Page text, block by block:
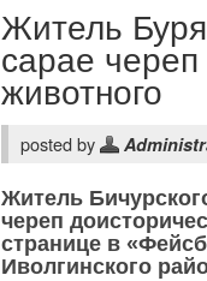
Житель
сарае череп
животного
posted by
Житель
череп
странице в
Иволгинского